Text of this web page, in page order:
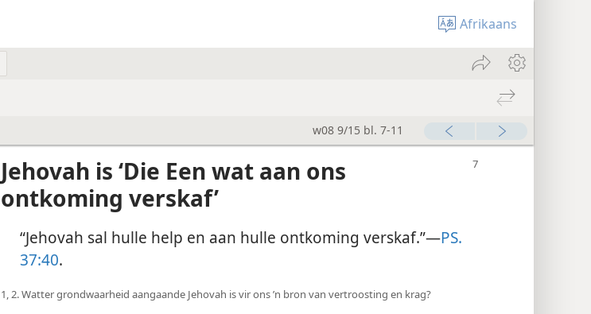
Afrikaans
w08 9/15 bl. 7-11
Jehovah is ‘Die Een wat aan ons
ontkoming verskaf’
“Jehovah sal hulle help en aan hulle ontkoming verskaf.”—PS.
37:40.
1, 2. Watter grondwaarheid aangaande Jehovah is vir ons ’n bron van vertroosting en krag?